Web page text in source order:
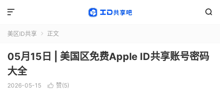


美区ID共享  正文
05月15日 | 美国区免费Apple ID共享账号密码
大全
2026-05-15  赞(5)